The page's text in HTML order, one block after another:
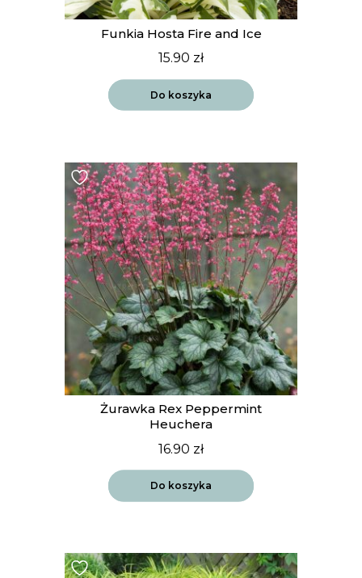
Funkia Hosta Fire and Ice
15.90 zł
Do koszyka
Żurawka Rex Peppermint
Heuchera
16.90 zł
Do koszyka